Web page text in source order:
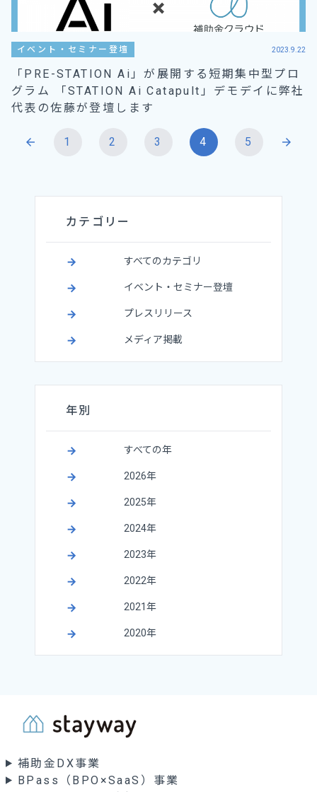
イベント・セミナー登壇 2023.9.22
「PRE-STATION Ai」が展開する短期集中型プロ
グラム 「STATION Ai Catapult」デモデイに弊社
代表の佐藤が登壇します
arrow_back 1 2 3 4 5 arrow_forward
カテゴリー
すべてのカテゴリ
イベント・セミナー登壇
プレスリリース
メディア掲載
年別
すべての年
2026年
2025年
2024年
2023年
2022年
2021年
2020年
補助金DX事業
BPass（BPO×SaaS）事業